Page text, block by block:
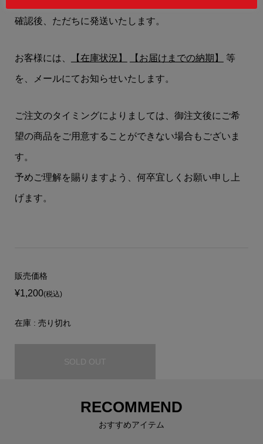
確認後、ただちに発送いたします。
お客様には、 【在庫状況】 【お届けまでの納期】 等
を、メールにてお知らせいたします。
ご注文のタイミングによりましては、御注文後にご希
望の商品をご用意することができない場合もございま
す。
予めご理解を賜りますよう、何卒宜しくお願い申し上
げます。
販売価格
¥1,200(税込)
在庫 : 売り切れ
SOLD OUT
RECOMMEND
おすすめアイテム